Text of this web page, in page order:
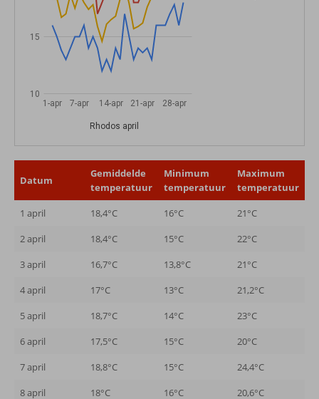
1-apr 7-apr 14-apr 21-apr 28-apr
Rhodos april
10
15
Datum
Gemiddelde
temperatuur
Minimum
temperatuur
Maximum
temperatuur
1 april
18,4°C 16°C
21°C
2 april
18,4°C 15°C
22°C
3 april
16,7°C 13,8°C
21°C
4 april
17°C 13°C
21,2°C
5 april
18,7°C 14°C
23°C
6 april
17,5°C 15°C
20°C
7 april
18,8°C 15°C
24,4°C
8 april
18°C 16°C
20,6°C